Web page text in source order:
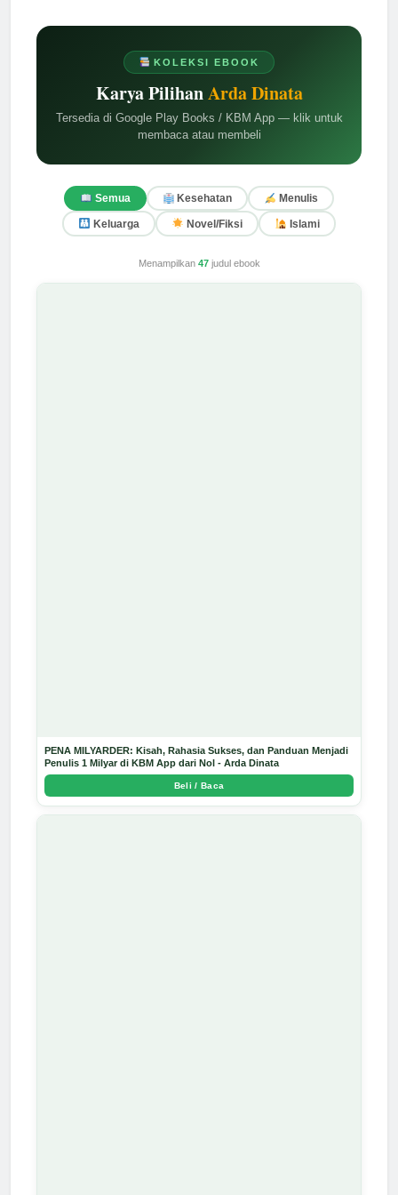
KOLEKSI EBOOK
Karya PilihanArda Dinata
Tersedia di Google Play Books / KBM App — klik untuk
membaca atau membeli
Semua Kesehatan Menulis
Keluarga Novel/Fiksi Islami
Menampilkan 47judul ebook
PENA MILYARDER: Kisah, Rahasia Sukses, dan Panduan Menjadi
Penulis 1 Milyar di KBM App dari Nol - Arda Dinata
Beli / Baca